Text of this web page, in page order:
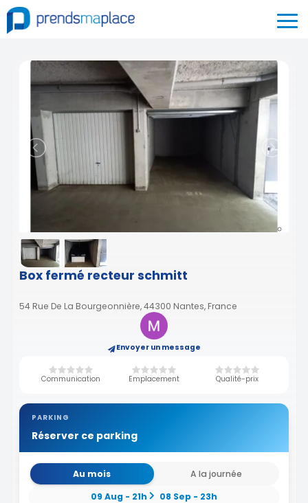
Box fermé recteur schmitt
54 Rue De La Bourgeonnière, 44300 Nantes, France
Envoyer un message
Communication Emplacement Qualité-prix
PARKING
Réserver ce parking
Au mois
A la journée
09 Aug - 21h
08 Sep - 23h